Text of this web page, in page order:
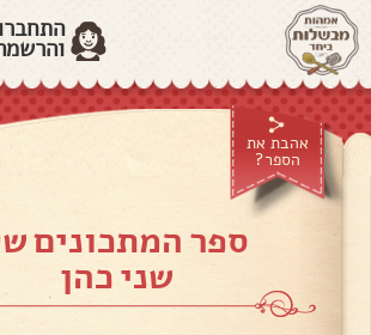
אהבת את
הספר?
ספר המתכונים
שני כהן